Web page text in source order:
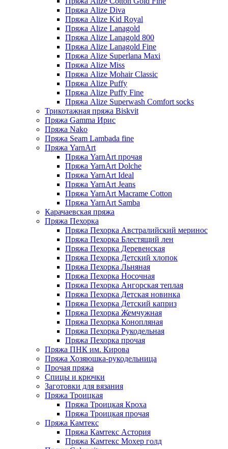
Пряжа Alize Diva
Пряжа Alize Kid Royal
Пряжа Alize Lanagold
Пряжа Alize Lanagold 800
Пряжа Alize Lanagold Fine
Пряжа Alize Superlana Maxi
Пряжа Alize Miss
Пряжа Alize Mohair Classic
Пряжа Alize Puffy
Пряжа Alize Puffy Fine
Пряжа Alize Superwash Comfort socks
Трикотажная пряжа Biskvit
Пряжа Gamma Ирис
Пряжа Nako
Пряжа Seam Lambada fine
Пряжа YarnArt
Пряжа YarnArt прочая
Пряжа YarnArt Dolche
Пряжа YarnArt Ideal
Пряжа YarnArt Jeans
Пряжа YarnArt Macrame Cotton
Пряжа YarnArt Samba
Карачаевская пряжа
Пряжа Пехорка
Пряжа Пехорка Австралийский меринос
Пряжа Пехорка Блестящий лен
Пряжа Пехорка Деревенская
Пряжа Пехорка Детский хлопок
Пряжа Пехорка Льняная
Пряжа Пехорка Носочная
Пряжа Пехорка Ангорская теплая
Пряжа Пехорка Детская новинка
Пряжа Пехорка Детский каприз
Пряжа Пехорка Жемчужная
Пряжа Пехорка Конопляная
Пряжа Пехорка Рукодельная
Пряжа Пехорка прочая
Пряжа ПНК им. Кирова
Пряжа Хозяюшка-рукодельница
Прочая пряжа
Спицы и крючки
Заготовки для вязания
Пряжа Троицкая
Пряжа Троицкая Кроха
Пряжа Троицкая прочая
Пряжа Камтекс
Пряжа Камтекс Астория
Пряжа Камтекс Мохер голд